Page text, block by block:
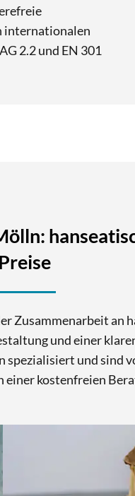
internationalen
2.2 und EN 301
Zusammenarbeit an
und einer
spezialisiert und sind
einer kostenfreien